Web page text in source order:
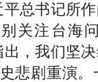
总书记所
关注台海
，我们坚
悲剧重演